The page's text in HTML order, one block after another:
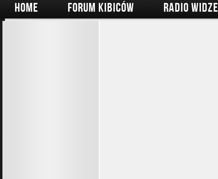
HOME FORUM KIBICÓW RADIO